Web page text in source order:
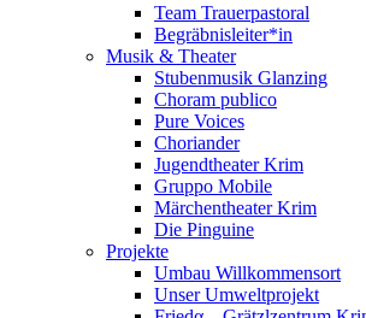
Team Trauerpastoral
Begräbnisleiter*in
Musik & Theater
Stubenmusik Glanzing
Choram publico
Pure Voices
Choriander
Jugendtheater Krim
Gruppo Mobile
Märchentheater Krim
Die Pinguine
Projekte
Umbau Willkommensort
Unser Umweltprojekt